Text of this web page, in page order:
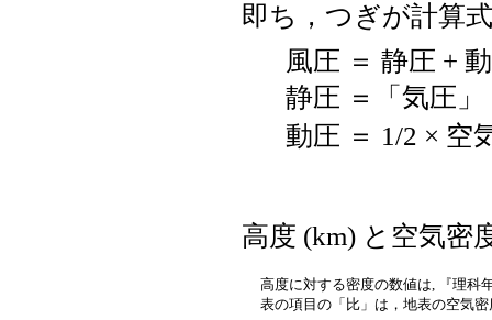
即ち，つぎが計算
風圧 ＝ 静圧 +
静圧 ＝「気圧」
動圧 ＝ 1/2 × 空
高度 (km) と空気密
高度に対する密度の数値は, 『理科
表の項目の「比」は，地表の空気